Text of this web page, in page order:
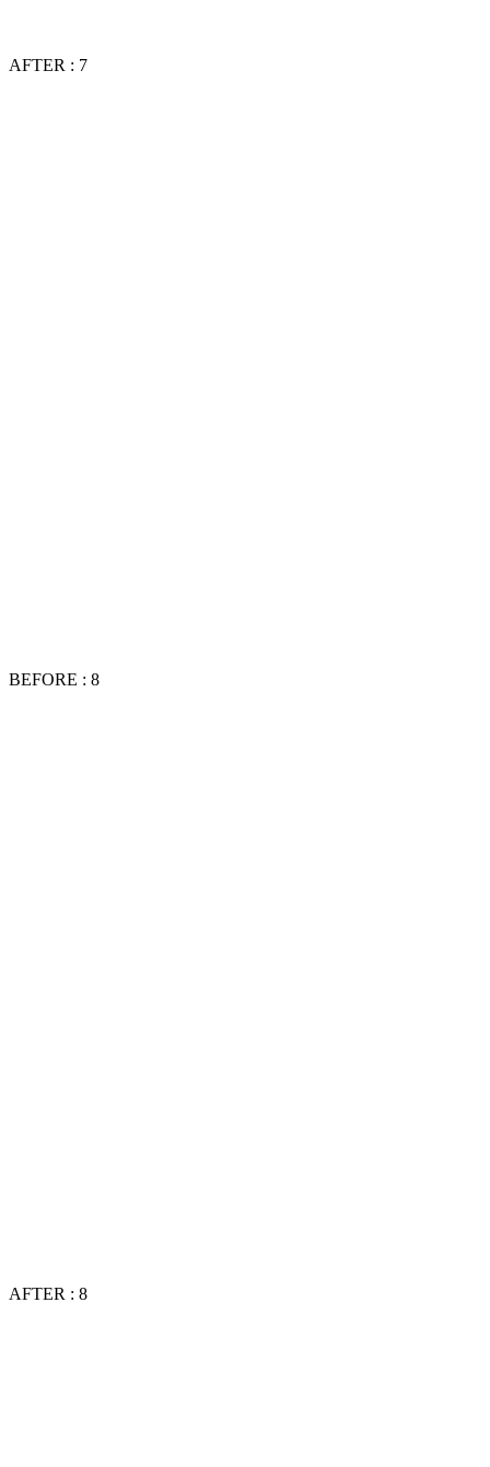
AFTER : 7
BEFORE : 8
AFTER : 8